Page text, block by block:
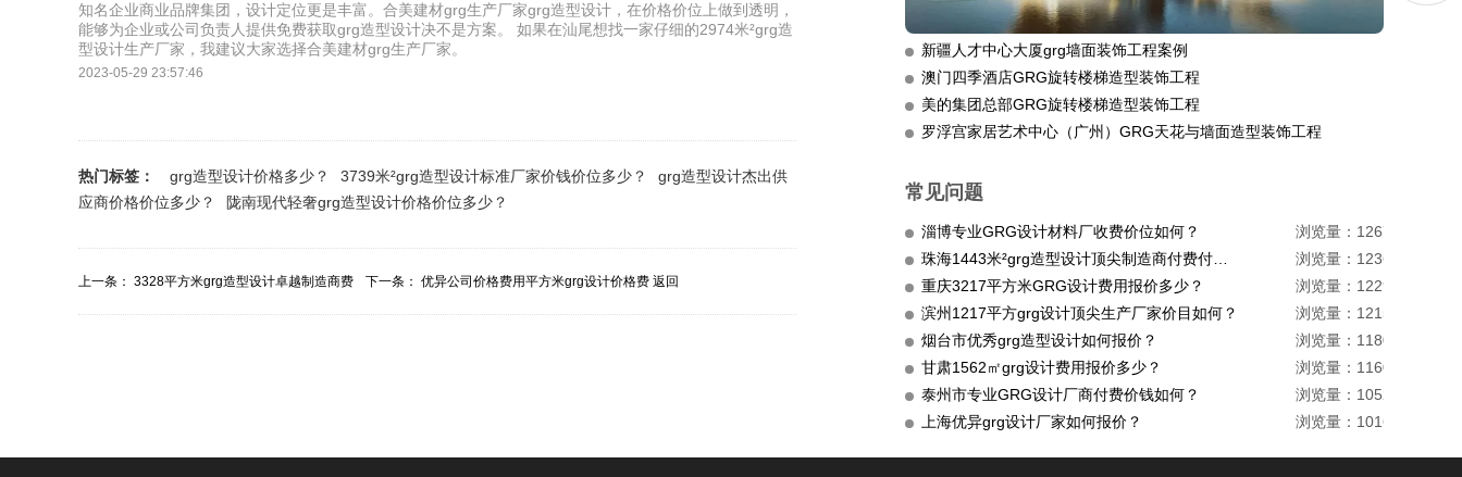
知名企业商业品牌集团，设计定位更是丰富。合美建材grg生产厂家grg造型设计，在价格价位上做到透明，
能够为企业或公司负责人提供免费获取grg造型设计决不是方案。 如果在汕尾想找一家仔细的2974米²grg造
型设计生产厂家，我建议大家选择合美建材grg生产厂家。
2023-05-29 23:57:46
热门标签： grg造型设计价格多少？ 3739米²grg造型设计标准厂家价钱价位多少？
grg造型设计杰出供
应商价格价位多少？
陇南现代轻奢grg造型设计价格价位多少？
上一条： 3328平方米grg造型设计卓越制造商费
下一条： 优异公司价格费用平方米grg设计价格费 返回
新疆人才中心大厦grg墙面装饰工程案例
澳门四季酒店GRG旋转楼梯造型装饰工程
美的集团总部GRG旋转楼梯造型装饰工程
罗浮宫家居艺术中心（广州）GRG天花与墙面造型装饰工程
常见问题
淄博专业GRG设计材料厂收费价位如何？
浏览量：1267
浏览量：1236
重庆3217平方米GRG设计费用报价多少？
浏览量：1229
滨州1217平方grg设计顶尖生产厂家价目如何？
浏览量：1215
烟台市优秀grg造型设计如何报价？
浏览量：1180
甘肃1562㎡grg设计费用报价多少？
浏览量：1160
泰州市专业GRG设计厂商付费价钱如何？
浏览量：1052
上海优异grg设计厂家如何报价？
浏览量：1016